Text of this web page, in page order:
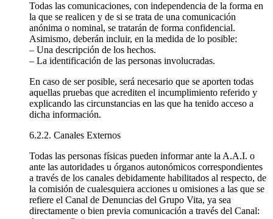
Todas las comunicaciones, con independencia de la forma en
la que se realicen y de si se trata de una comunicación
anónima o nominal, se tratarán de forma confidencial.
Asimismo, deberán incluir, en la medida de lo posible:
– Una descripción de los hechos.
– La identificación de las personas involucradas.
En caso de ser posible, será necesario que se aporten todas
aquellas pruebas que acrediten el incumplimiento referido y
explicando las circunstancias en las que ha tenido acceso a
dicha información.
6.2.2. Canales Externos
Todas las personas físicas pueden informar ante la A.A.I. o
ante las autoridades u órganos autonómicos correspondientes
a través de los canales debidamente habilitados al respecto, de
la comisión de cualesquiera acciones u omisiones a las que se
refiere el Canal de Denuncias del Grupo Vita, ya sea
directamente o bien previa comunicación a través del Canal: